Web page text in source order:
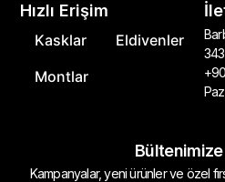
Hızlı Erişim
Kasklar
Eldivenler
Montlar
Bültenimize
Kampanyalar, yeni ürünler ve özel